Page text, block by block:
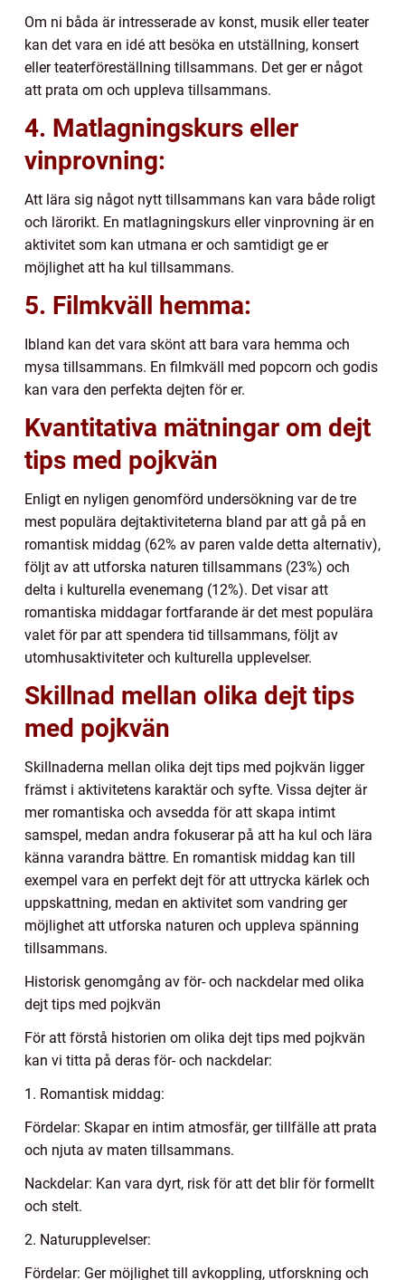
Om ni båda är intresserade av konst, musik eller teater
kan det vara en idé att besöka en utställning, konsert
eller teaterföreställning tillsammans. Det ger er något
att prata om och uppleva tillsammans.
4. Matlagningskurs eller
vinprovning:
Att lära sig något nytt tillsammans kan vara både roligt
och lärorikt. En matlagningskurs eller vinprovning är en
aktivitet som kan utmana er och samtidigt ge er
möjlighet att ha kul tillsammans.
5. Filmkväll hemma:
Ibland kan det vara skönt att bara vara hemma och
mysa tillsammans. En filmkväll med popcorn och godis
kan vara den perfekta dejten för er.
Kvantitativa mätningar om dejt
tips med pojkvän
Enligt en nyligen genomförd undersökning var de tre
mest populära dejtaktiviteterna bland par att gå på en
romantisk middag (62% av paren valde detta alternativ),
följt av att utforska naturen tillsammans (23%) och
delta i kulturella evenemang (12%). Det visar att
romantiska middagar fortfarande är det mest populära
valet för par att spendera tid tillsammans, följt av
utomhusaktiviteter och kulturella upplevelser.
Skillnad mellan olika dejt tips
med pojkvän
Skillnaderna mellan olika dejt tips med pojkvän ligger
främst i aktivitetens karaktär och syfte. Vissa dejter är
mer romantiska och avsedda för att skapa intimt
samspel, medan andra fokuserar på att ha kul och lära
känna varandra bättre. En romantisk middag kan till
exempel vara en perfekt dejt för att uttrycka kärlek och
uppskattning, medan en aktivitet som vandring ger
möjlighet att utforska naturen och uppleva spänning
tillsammans.
Historisk genomgång av för- och nackdelar med olika
dejt tips med pojkvän
För att förstå historien om olika dejt tips med pojkvän
kan vi titta på deras för- och nackdelar:
1. Romantisk middag:
Fördelar: Skapar en intim atmosfär, ger tillfälle att prata
och njuta av maten tillsammans.
Nackdelar: Kan vara dyrt, risk för att det blir för formellt
och stelt.
2. Naturupplevelser:
Fördelar: Ger möjlighet till avkoppling, utforskning och